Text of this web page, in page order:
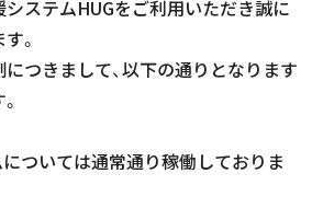
ステムHUGをご利用いただき誠に
。
つきまして、以下の通りとなります
については通常通り稼働しておりま